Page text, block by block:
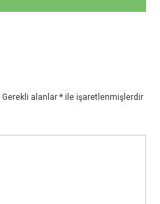
Gerekli alanlar * ile işaretlenmişlerdir